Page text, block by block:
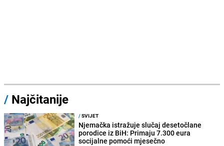
/ Najčitanije
/SVIJET
Njemačka istražuje slučaj desetočlane
porodice iz BiH: Primaju 7.300 eura
socijalne pomoći mjesečno